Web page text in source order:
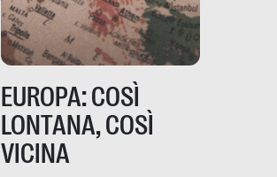
EUROPA: COSÌ
LONTANA, COSÌ
VICINA